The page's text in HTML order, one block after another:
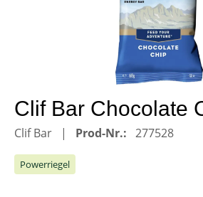
Clif Bar Chocolate
Clif Bar Prod-Nr.: 277528
Powerriegel